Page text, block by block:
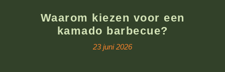
Waarom kiezen voor een
kamado barbecue?
23 juni 2026